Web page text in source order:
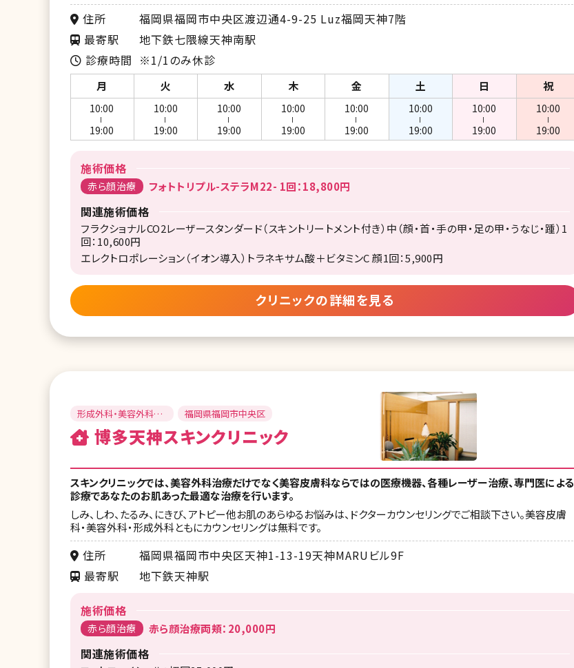
住所
福岡県福岡市中央区渡辺通4-9-25 Luz福岡天神7階
最寄駅
地下鉄七隈線天神南駅
診療時間 ※1/1のみ休診
月 火 水 木 金 土 日 祝
10:00
19:00
10:00
19:00
10:00
19:00
10:00
19:00
10:00
19:00
10:00
19:00
10:00
19:00
10:00
19:00
施術価格
赤ら顔治療 フォトトリプル-ステラM22- 1回：18,800円
関連施術価格
フラクショナルCO2レーザースタンダード（スキントリートメント付き）中（顔・首・手の甲・足の甲・うなじ・踵）1
回：10,600円
エレクトロポレーション（イオン導入）トラネキサム酸＋ビタミンC 顔1回：5,900円
クリニックの詳細を見る
形成外科・美容外科・
美容皮膚科
福岡県福岡市中央区
博多天神スキンクリニック
スキンクリニックでは、美容外科治療だけでなく美容皮膚科ならではの医療機器、各種レーザー治療、専門医による
診療であなたのお肌あった最適な治療を行います。
しみ、しわ、たるみ、にきび、アトピー他お肌のあらゆるお悩みは、ドクターカウンセリングでご相談下さい。美容皮膚
科・美容外科・形成外科ともにカウンセリングは無料です。
住所
福岡県福岡市中央区天神1-13-19天神MARUビル9F
最寄駅
地下鉄天神駅
施術価格
赤ら顔治療 赤ら顔治療両頬：20,000円
関連施術価格